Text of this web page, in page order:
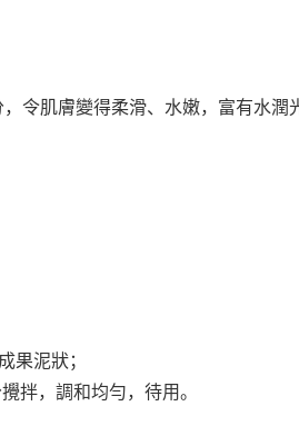
令肌膚變得柔滑、水嫩，富有水潤
果泥狀；
拌，調和均勻，待用。